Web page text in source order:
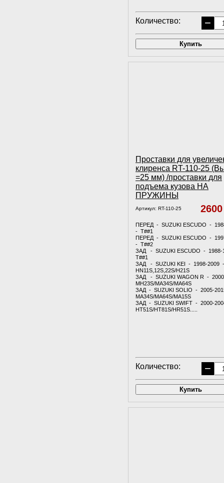
Количество: −
Купить
Проставки для
клиренса RT-110-25
=25 мм) /проставки для
подъема кузова НА
ПРУЖИНЫ
Артикул: RT-110-25
ПЕРЕД - SUZUKI ESCUDO -
- T##1
ПЕРЕД - SUZUKI ESCUDO -
- T##2
ЗАД - SUZUKI ESCUDO -
T##1
ЗАД - SUZUKI KEI - 1998-2009
HN11S,12S,22S/H21S
ЗАД - SUZUKI WAGON R -
MH23S/MA34S/MA64S
ЗАД - SUZUKI SOLIO - 2005-
MA34S/MA64S/MA15S
ЗАД - SUZUKI SWIFT - 2000-
HT51S/HT81S/HR51S.....
Количество: −
Купить